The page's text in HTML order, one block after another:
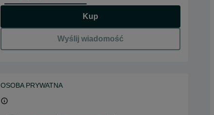
Kup
Wyślij wiadomość
OSOBA PRYWATNA